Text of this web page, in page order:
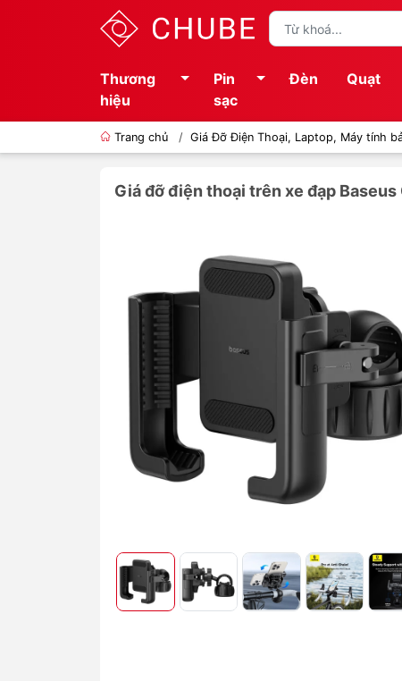
Thương
hiệu
Pin
sạc
Đèn Quạt
Trang chủ / Giá Đỡ Điện Thoại, Laptop, Máy tính
Giá đỡ điện thoại trên xe đạp Baseus